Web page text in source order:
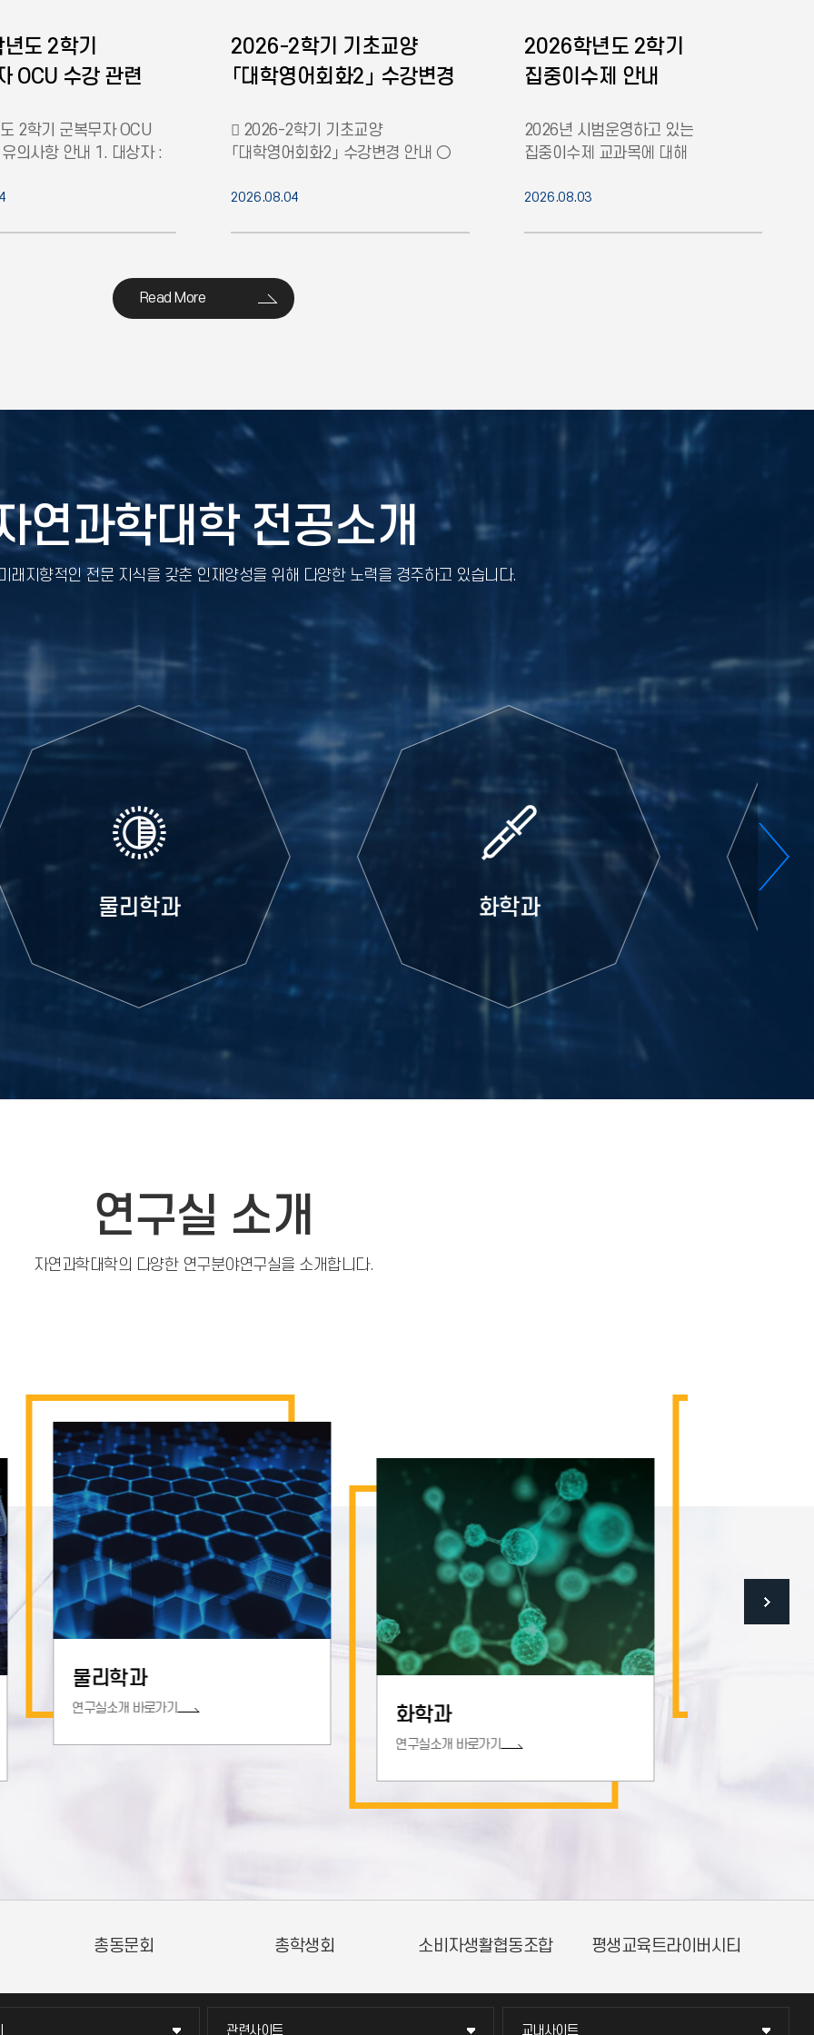
도 2학기
OCU 수강 관련
2학기 군복무자 OCU
의사항 안내 1. 대상자 :
생 ※ 제외 : 2026학년도
2026-2학기 기초교양
「대학영어회화2」 수강변경
󰏚 2026-2학기 기초교양
「대학영어회화2」 수강변경 안내 ○
바와 같이 자동수강신청 되어있으며,
2026.08.04
2026학년도 2학기
집중이수제 안내
2026년 시범운영하고 있는
집중이수제 교과목에 대해
교육의 필요에 따라 학교의 수업일수
2026.08.03
Read More
연과학대학 전공소개
래지향적인 전문 지식을 갖춘 인재양성을 위해 다양한 노력을 경주하고 있습니다.
화학과 패션산업학과
연구실 소개
자연과학대학의 다양한 연구분야연구실을 소개합니다.
화학과
연구실소개 바로가기
패션산업학과
연구실소개 바로가기
평생교육트라이버시티 창업지원단 현장실습지원센터 인천국제개발협력센터
관련사이트
관련사이트 교내사이트
교내사이트